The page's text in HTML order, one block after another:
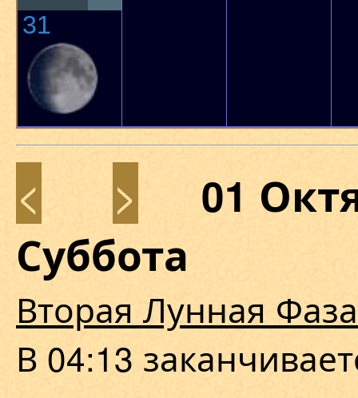
31
< >
01
Суббота
Вторая Лунная Фаза
В 04:13